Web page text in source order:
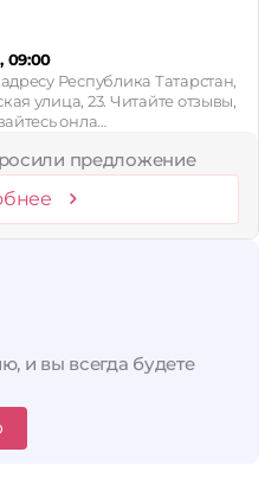
09:00
Республика Татарстан,
улица, 23. Читайте отзывы,
онла…
предложение
и вы всегда будете